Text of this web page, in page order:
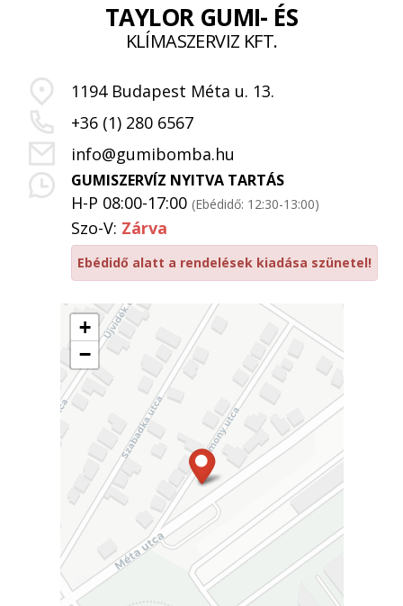
+
−
TAYLOR GUMI- ÉS
KLÍMASZERVIZ KFT.
1194 Budapest Méta u. 13.
+36 (1) 280 6567
info@gumibomba.hu
GUMISZERVÍZ NYITVA TARTÁS
H-P 08:00-17:00 (Ebédidő: 12:30-13:00)
Szo-V: Zárva
Ebédidő alatt a rendelések kiadása szünetel!